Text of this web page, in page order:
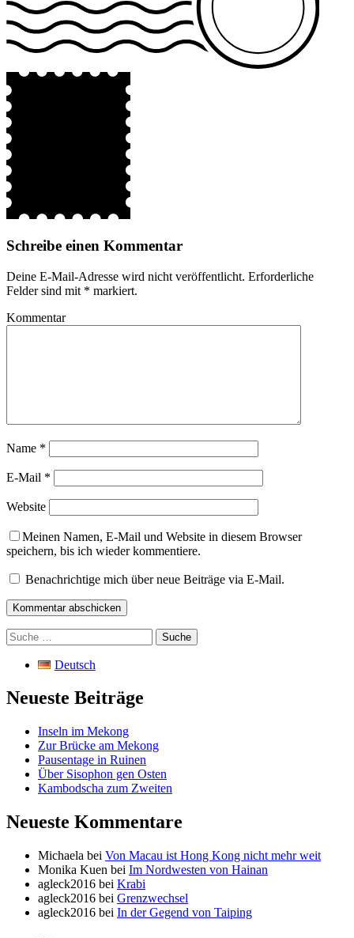
Schreibe einen Kommentar
Deine E-Mail-Adresse wird nicht veröffentlicht. Erforderliche
Felder sind mit * markiert.
Kommentar
Name *
E-Mail *
Website
Meinen Namen, E-Mail und Website in diesem Browser
speichern, bis ich wieder kommentiere.
Benachrichtige mich über neue Beiträge via E-Mail.
Suche
nach:
Deutsch
Neueste Beiträge
Inseln im Mekong
Zur Brücke am Mekong
Pausentage in Ruinen
Über Sisophon gen Osten
Kambodscha zum Zweiten
Neueste Kommentare
Michaela bei Von Macau ist Hong Kong nicht mehr weit
Monika Kuen bei Im Nordwesten von Hainan
agleck2016 bei Krabi
agleck2016 bei Grenzwechsel
agleck2016 bei In der Gegend von Taiping